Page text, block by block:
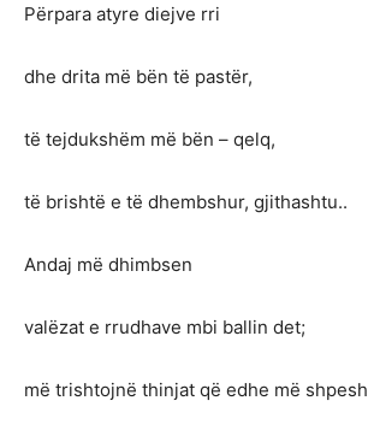
Përpara atyre diejve rri
dhe drita më bën të pastër,
të tejdukshëm më bën – qelq,
të brishtë e të dhembshur, gjithashtu..
Andaj më dhimbsen
valëzat e rrudhave mbi ballin det;
më trishtojnë thinjat që edhe më shpesh